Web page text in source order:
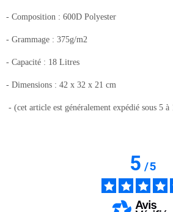
- Composition : 600D Polyester
- Grammage : 375g/m2
- Capacité : 18 Litres
- Dimensions : 42 x 32 x 21 cm
- (cet article est généralement expédié sous 5 à
5/5